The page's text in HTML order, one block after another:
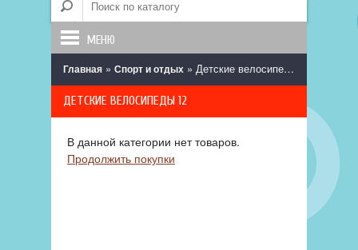
МЕНЮ
Главная » Спорт и отдых » Детские велосипеды 12
ДЕТСКИЕ ВЕЛОСИПЕДЫ 12
В данной категории нет товаров.
Продолжить покупки